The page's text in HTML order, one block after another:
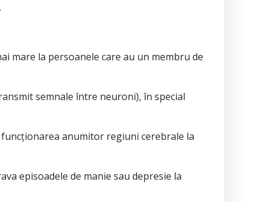
mare la persoanele care au un membru de
semnale între neuroni), în special
anumitor regiuni cerebrale la
episoadele de manie sau depresie la